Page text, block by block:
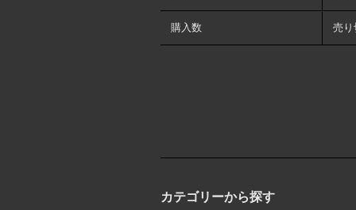
購入数 売り
カテゴリーから探す